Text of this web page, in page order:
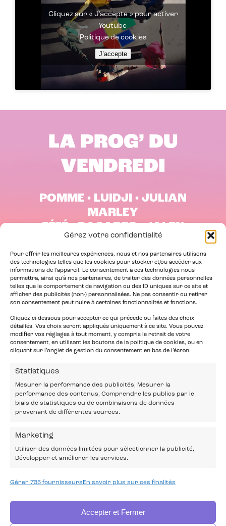
Gérez votre confidentialité
Pour offrir les meilleures expériences, nous et nos partenaires utilisons
des technologies telles que les cookies pour stocker et/ou accéder aux
informations de l’appareil. Le consentement à ces technologies nous
permettra, ainsi qu’à nos partenaires, de traiter des données personnelles
telles que le comportement de navigation ou des ID uniques sur ce site et
afficher des publicités (non-) personnalisées. Ne pas consentir ou retirer
son consentement peut nuire à certaines fonctionnalités et fonctions.
Cliquez ci-dessous pour accepter ce qui précède ou faites des choix
détaillés. Vos choix seront appliqués uniquement à ce site. Vous pouvez
modifier vos réglages à tout moment, y compris le retrait de votre
consentement, en utilisant les boutons de la politique de cookies, ou en
cliquant sur l’onglet de gestion du consentement en bas de l’écran.
Statistiques
Mesurer la performance des publicités, Mesurer la
performance des contenus, Comprendre les publics par le
biais de statistiques ou de combinaisons de données
provenant de différentes sources.
Marketing
Utiliser des données limitées pour sélectionner la publicité,
Développer et améliorer les services.
Gérer 735 fournisseurs En savoir plus sur ces finalités
Accepter et Fermer
Cliquez sur « J’accepte » pour activer
Youtube
Politique de cookies
J’accepte
LA PROG’ DU
VENDREDI
POMME • LUIDJI • JULIAN
MARLEY
FÉFÉ • BAGARRE • JALEN
NGONDA
RÉSERVER MES PLACES